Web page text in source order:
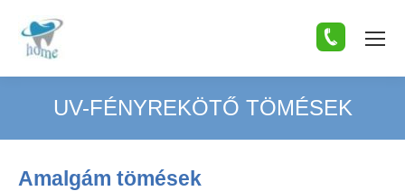
UV-FÉNYREKÖTŐ TÖMÉSEK
Amalgám tömések